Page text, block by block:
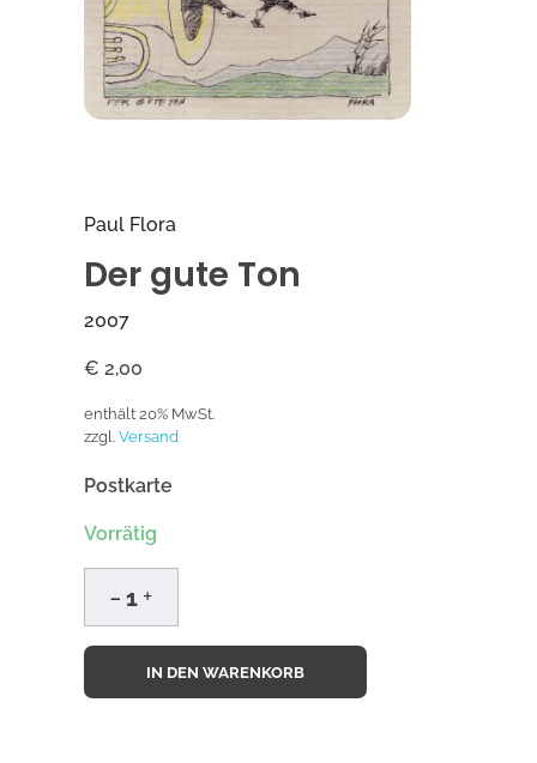
Paul Flora
Der gute Ton
2007
€ 2,00
enthält 20% MwSt.
zzgl. Versand
Postkarte
Vorrätig
IN DEN WARENKORB